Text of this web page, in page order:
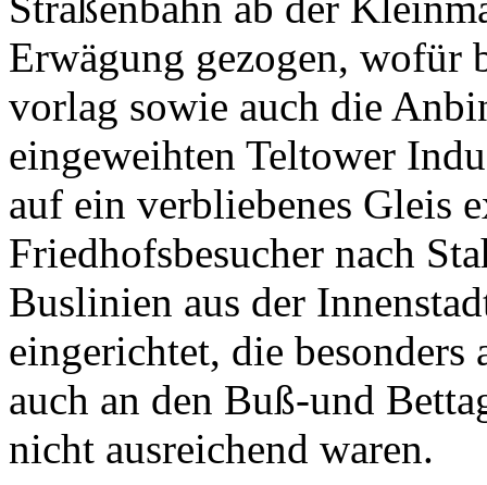
Erwägung gezogen, wofür
vorlag sowie auch die
eingeweihten Teltower
auf ein verbliebenes Gleis
Friedhofsbesucher nach
Buslinien aus der
eingerichtet, die besonders
auch an den Buß-und
nicht ausreichend waren.